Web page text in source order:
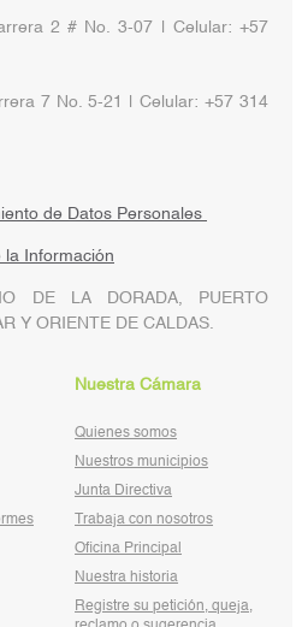
2 # No. 3-07 | Celular: +57
7 No. 5-21 | Celular: +57 314
de Datos Personales
la Información
DE LA DORADA, PUERTO
Y ORIENTE DE CALDAS.
Nuestra Cámara
Quienes somos
Nuestros municipios
Junta Directiva
Trabaja con nosotros
Oficina Principal
Nuestra historia
Registre su petición, queja,